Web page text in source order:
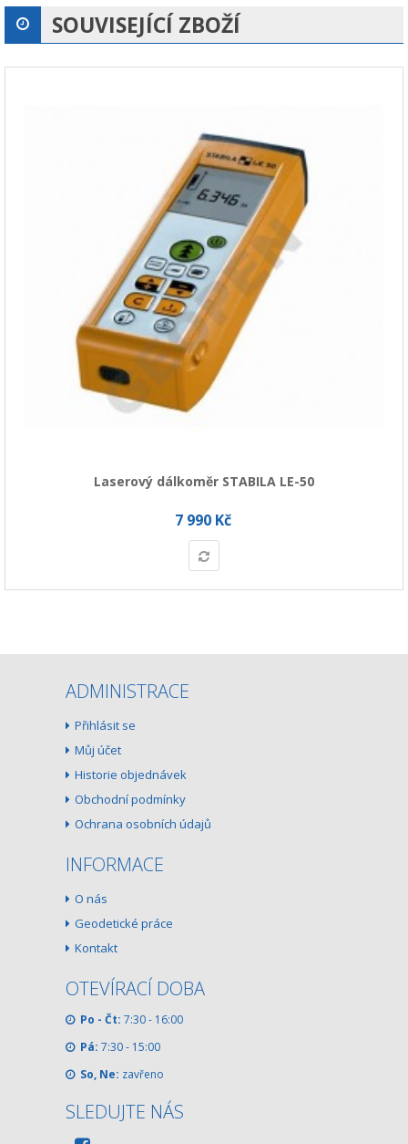
SOUVISEJÍCÍ ZBOŽÍ
Laserový dálkoměr STABILA LE-50
7 990 Kč
ADMINISTRACE
Přihlásit se
Můj účet
Historie objednávek
Obchodní podmínky
Ochrana osobních údajů
INFORMACE
O nás
Geodetické práce
Kontakt
OTEVÍRACÍ DOBA
Po - Čt: 7:30 - 16:00
Pá: 7:30 - 15:00
So, Ne: zavřeno
SLEDUJTE NÁS